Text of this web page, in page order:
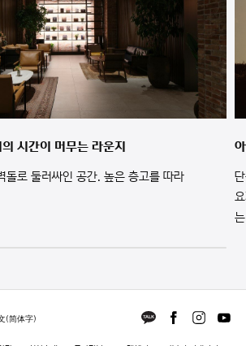
시간이 머무는 라운지
돌로 둘러싸인 공간. 높은 층고를 따라
(简体字)